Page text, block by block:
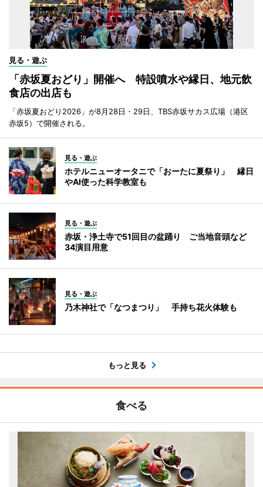
見る・遊ぶ
「赤坂夏おどり」開催へ 特設噴水や縁日、地元飲
食店の出店も
「赤坂夏おどり2026」が8月28日・29日、TBS赤坂サカス広場（港区
赤坂5）で開催される。
見る・遊ぶ
ホテルニューオータニで「おーたに夏祭り」 縁日
やAI使った科学教室も
見る・遊ぶ
赤坂・浄土寺で51回目の盆踊り ご当地音頭など
34演目用意
見る・遊ぶ
乃木神社で「なつまつり」 手持ち花火体験も
もっと見る
食べる